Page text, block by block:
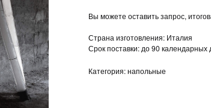
Вы можете оставить запрос,
Страна изготовления: Италия
Срок поставки: до 90 календарных
Категория: напольные